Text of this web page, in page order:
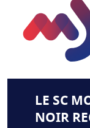
LE SC
NOIR